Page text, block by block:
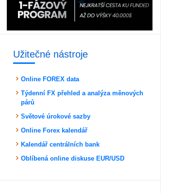
Užitečné nástroje
Online FOREX data
Týdenní FX přehled a analýza měnových
párů
Světové úrokové sazby
Online Forex kalendář
Kalendář centrálních bank
Oblíbená online diskuse EUR/USD